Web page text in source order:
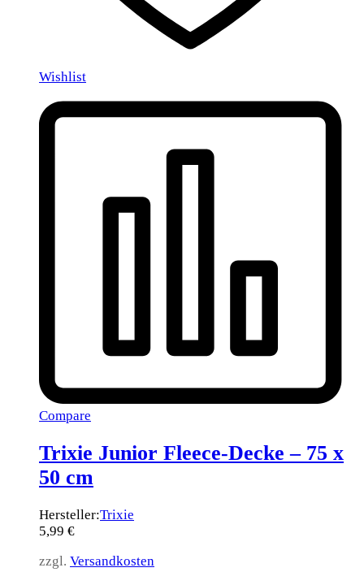
Wishlist
Compare
Trixie Junior Fleece-Decke – 75 x
50 cm
Hersteller:Trixie
5,99 €
zzgl. Versandkosten